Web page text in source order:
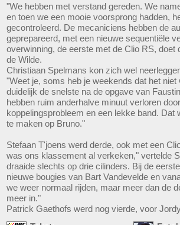
"We hebben met verstand gereden. We
en toen we een mooie voorsprong hadden,
gecontroleerd. De mecaniciens hebben de
geprepareerd, met een nieuwe sequentiële
overwinning, de eerste met de Clio RS, doet
de Wilde.
Christiaan Spelmans kon zich wel
"Weet je, soms heb je weekends dat het
duidelijk de snelste na de opgave van
hebben ruim anderhalve minuut verloren
koppelingsprobleem en een lekke band. Dat
te maken op Bruno."
Stefaan T'joens werd derde, ook met een
was ons klassement al verkeken," vertelde
draaide slechts op drie cilinders. Bij de
nieuwe bougies van Bart Vandevelde en
we weer normaal rijden, maar meer dan de
meer in."
Patrick Gaethofs werd nog vierde, voor